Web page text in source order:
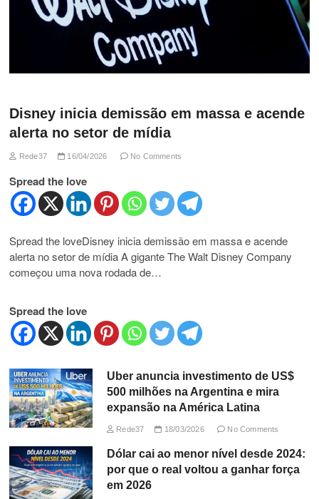
Disney inicia demissão em massa e acende
alerta no setor de mídia
Rede37 16/04/2026 No Comments
Spread the love
Spread the loveDisney inicia demissão em massa e acende
alerta no setor de mídia A gigante The Walt Disney Company
começou uma nova rodada de…
Spread the love
Uber anuncia investimento de US$
500 milhões na Argentina e mira
expansão na América Latina
Rede37 18/03/2026 No Comments
Dólar cai ao menor nível desde 2024:
por que o real voltou a ganhar força
em 2026